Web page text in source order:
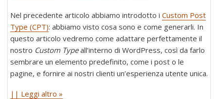
Nel precedente articolo abbiamo introdotto i Custom Post
Type (CPT): abbiamo visto cosa sono e come generarli. In
questo articolo vedremo come adattare perfettamente il
nostro Custom Typeall’interno di WordPress, così da farlo
sembrare un elemento predefinito, come i post o le
pagine, e fornire ai nostri clienti un’esperienza utente unica.
|| Leggi altro »